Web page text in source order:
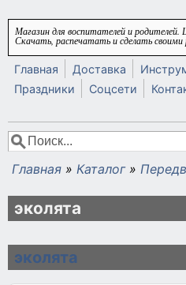
Перейти к основному
Магазин для воспитателей и
Скачать, распечатать и сделать своими
Главная Доставка
Праздники
Соцсети
Форма поиска
Поиск
Вы здесь
Главная » Каталог »
эколята
эколята